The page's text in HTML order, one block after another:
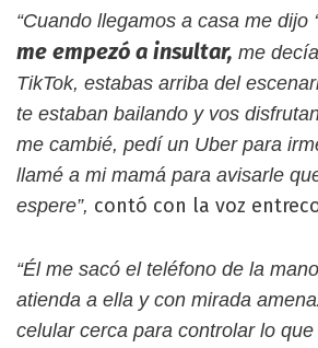
“Cuando llegamos a casa me dijo
me empezó a insultar, me
TikTok, estabas arriba del
te estaban bailando y vos
me cambié, pedí un Uber para
llamé a mi mamá para avisarle
espere”, contó con la voz
“Él me sacó el teléfono de la
atienda a ella y con mirada
celular cerca para controlar lo